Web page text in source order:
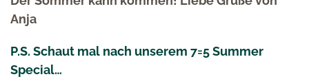
Anja
P.S. Schaut mal nach unserem 7=5 Summer
Special…